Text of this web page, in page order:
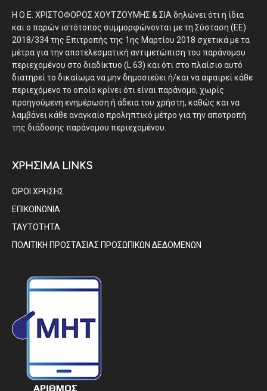
Η Ο.Ε. ΧΡΙΣΤΟΦΟΡΟΣ ΧΟΥΤΖΟΥΜΗΣ & ΣΙΑ δηλώνει ότι η ίδια
και ο παρών ιστότοπος συμμορφώνονται με τη Σύσταση (ΕΕ)
2018/334 της Επιτροπής της 1ης Μαρτίου 2018 σχετικά με τα
μέτρα για την αποτελεσματική αντιμετώπιση του παράνομου
περιεχομένου στο διαδίκτυο (L 63) και ότι στο πλαίσιο αυτό
διατηρεί το δικαίωμα να μην δημοσιεύει ή/και να αφαιρεί κάθε
περιεχόμενο το οποίο κρίνει ότι είναι παράνομο, χωρίς
προηγούμενη ενημέρωση ή άδεια του χρήστη, καθώς και να
λαμβάνει κάθε αναγκαίο προληπτικό μέτρο για την αποτροπή
της διάδοσης παράνομου περιεχομένου.
ΧΡΗΣΙΜΑ LINKS
ΟΡΟΙ ΧΡΗΣΗΣ
ΕΠΙΚΟΙΝΩΝΙΑ
ΤΑΥΤΟΤΗΤΑ
ΠΟΛΙΤΙΚΗ ΠΡΟΣΤΑΣΙΑΣ ΠΡΟΣΩΠΙΚΩΝ ΔΕΔΟΜΕΝΩΝ